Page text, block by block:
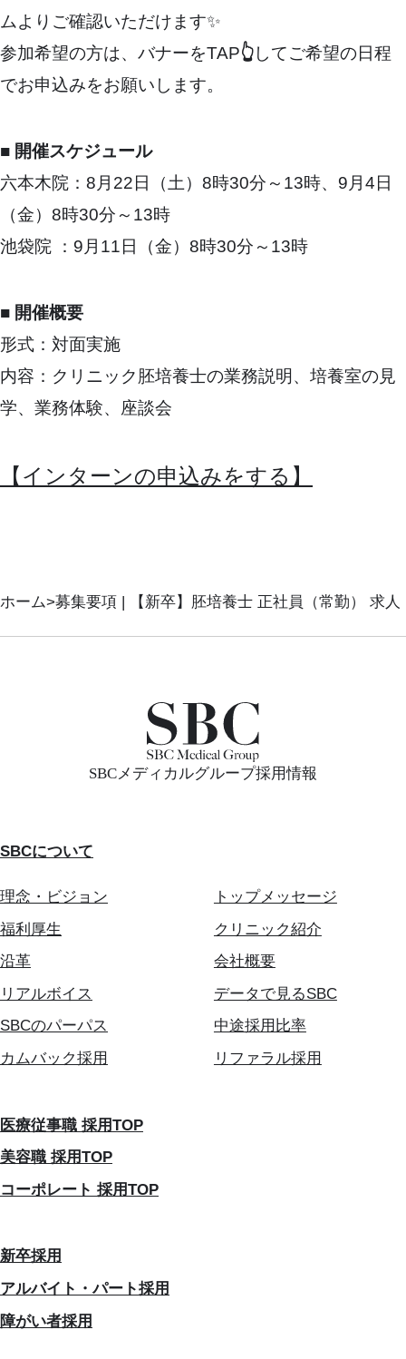
ムよりご確認いただけます✨
参加希望の方は、バナーをTAP👆してご希望の日程
でお申込みをお願いします。
■ 開催スケジュール
六本木院：8月22日（土）8時30分～13時、9月4日
（金）8時30分～13時
池袋院 ：9月11日（金）8時30分～13時
■ 開催概要
形式：対面実施
内容：クリニック胚培養士の業務説明、培養室の見
学、業務体験、座談会
【インターンの申込みをする】
ホーム 募集要項 | 【新卒】胚培養士 正社員（常勤） 求人
SBCメディカルグループ採用情報
SBCについて
理念・ビジョン
トップメッセージ
福利厚生
クリニック紹介
沿革
会社概要
リアルボイス
データで見るSBC
SBCのパーパス
中途採用比率
カムバック採用
リファラル採用
医療従事職 採用TOP
美容職 採用TOP
コーポレート 採用TOP
新卒採用
アルバイト・パート採用
障がい者採用